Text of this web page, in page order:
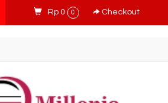
Rp 0 0 Checkout